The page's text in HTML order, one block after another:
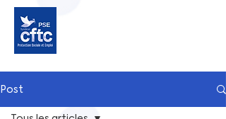
Post